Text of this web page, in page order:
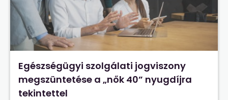
Egészségügyi szolgálati jogviszony
megszüntetése a „nők 40” nyugdíjra
tekintettel